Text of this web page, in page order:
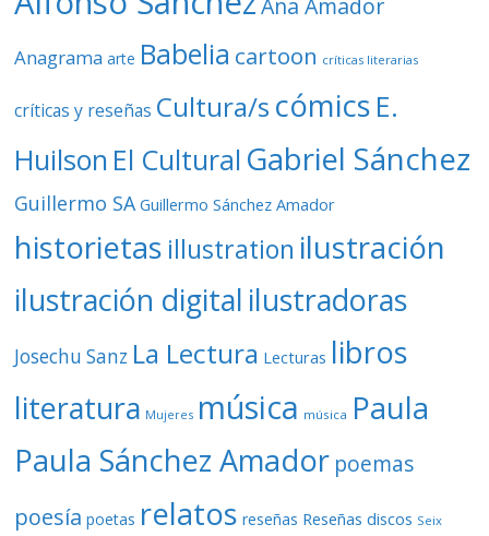
Ana Amador
Anagrama arte Babelia cartoon críticas literarias
críticas y reseñas Cultura/s cómics E.
Huilson El Cultural Gabriel Sánchez
Guillermo SA Guillermo Sánchez Amador
historietas illustration ilustración
ilustración digital ilustradoras
Josechu Sanz La Lectura Lecturas libros
literatura Mujeres música música Paula
Paula Sánchez Amador poemas
poesía poetas relatos reseñas Reseñas discos Seix